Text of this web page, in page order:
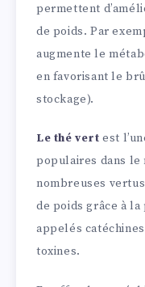
permettent
de poids. Par
augmente le
en favorisant le
stockage).
Le thé vert est
populaires dans le
nombreuses
de poids grâce à la
appelés
toxines.